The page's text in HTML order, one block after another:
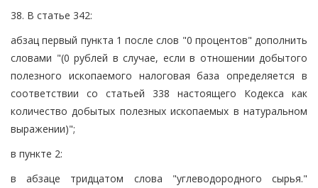
38. В статье 342:
абзац первый пункта 1 после слов "0 процентов" дополнить
словами "(0 рублей в случае, если в отношении добытого
полезного ископаемого налоговая база определяется в
соответствии со статьей 338 настоящего Кодекса как
количество добытых полезных ископаемых в натуральном
выражении)";
в пункте 2:
в абзаце тридцатом слова "углеводородного сырья."